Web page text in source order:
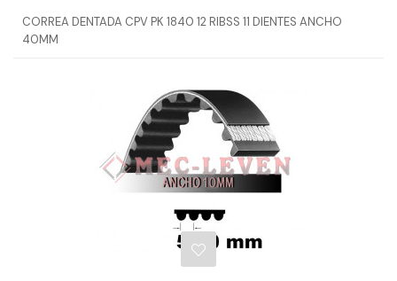
CORREA DENTADA CPV PK 1840 12 RIBSS 11 DIENTES ANCHO
40MM